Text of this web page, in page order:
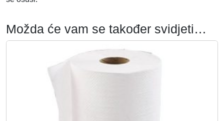
Možda će vam se također svidjeti…